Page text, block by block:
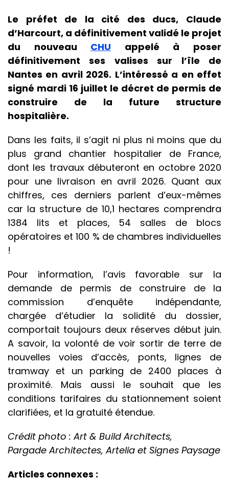
Le préfet de la cité des ducs, Claude
d’Harcourt, a définitivement validé le projet
du nouveau CHU appelé à poser
définitivement ses valises sur l’île de
Nantes en avril 2026. L’intéressé a en effet
signé mardi 16 juillet le décret de permis de
construire de la future structure
hospitalière.
Dans les faits, il s’agit ni plus ni moins que du
plus grand chantier hospitalier de France,
dont les travaux débuteront en octobre 2020
pour une livraison en avril 2026. Quant aux
chiffres, ces derniers parlent d’eux-mêmes
car la structure de 10,1 hectares comprendra
1384 lits et places, 54 salles de blocs
opératoires et 100 % de chambres individuelles
!
Pour information, l’avis favorable sur la
demande de permis de construire de la
commission d’enquête indépendante,
chargée d’étudier la solidité du dossier,
comportait toujours deux réserves début juin.
A savoir, la volonté de voir sortir de terre de
nouvelles voies d’accès, ponts, lignes de
tramway et un parking de 2400 places à
proximité. Mais aussi le souhait que les
conditions tarifaires du stationnement soient
clarifiées, et la gratuité étendue.
Crédit photo : Art & Build Architects,
Pargade Architectes, Artelia et Signes Paysage
Articles connexes :